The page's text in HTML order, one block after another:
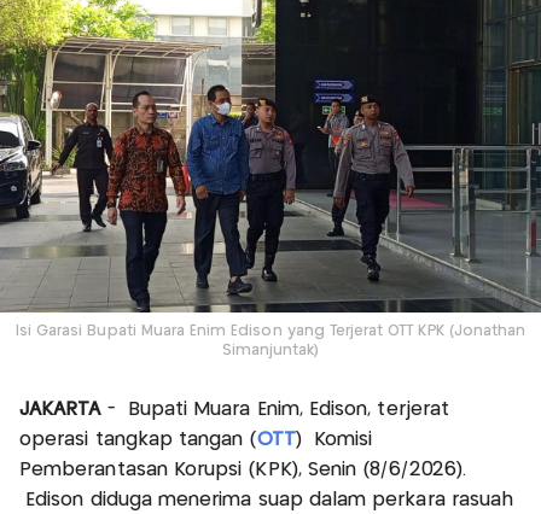
Isi Garasi Bupati Muara Enim Edison yang Terjerat OTT KPK (Jonathan
Simanjuntak)
JAKARTA- Bupati Muara Enim, Edison, terjerat
operasi tangkap tangan (OTT) Komisi
Pemberantasan Korupsi (KPK), Senin (8/6/2026).
Edison diduga menerima suap dalam perkara rasuah